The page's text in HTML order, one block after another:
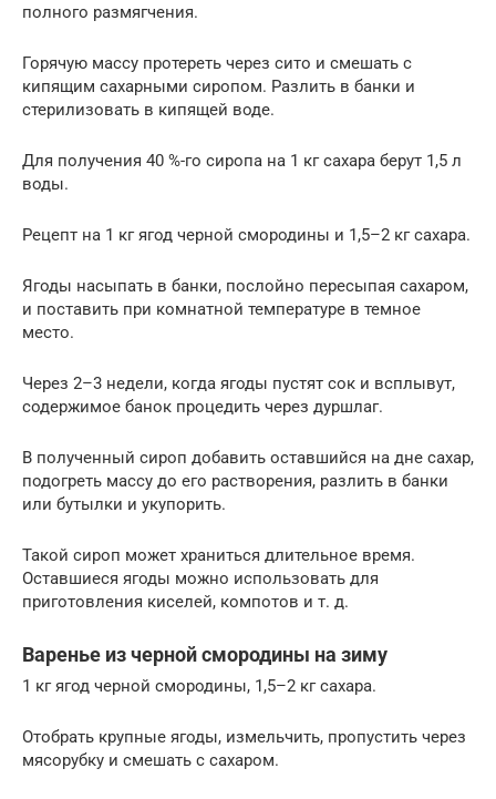
полного размягчения.
Горячую массу протереть через сито и смешать с
кипящим сахарными сиропом. Разлить в банки и
стерилизовать в кипящей воде.
Для получения 40 %-го сиропа на 1 кг сахара берут 1,5 л
воды.
Рецепт на 1 кг ягод черной смородины и 1,5–2 кг сахара.
Ягоды насыпать в банки, послойно пересыпая сахаром,
и поставить при комнатной температуре в темное
место.
Через 2–3 недели, когда ягоды пустят сок и всплывут,
содержимое банок процедить через дуршлаг.
В полученный сироп добавить оставшийся на дне сахар,
подогреть массу до его растворения, разлить в банки
или бутылки и укупорить.
Такой сироп может храниться длительное время.
Оставшиеся ягоды можно использовать для
приготовления киселей, компотов и т. д.
Варенье из черной смородины на зиму
1 кг ягод черной смородины, 1,5–2 кг сахара.
Отобрать крупные ягоды, измельчить, пропустить через
мясорубку и смешать с сахаром.